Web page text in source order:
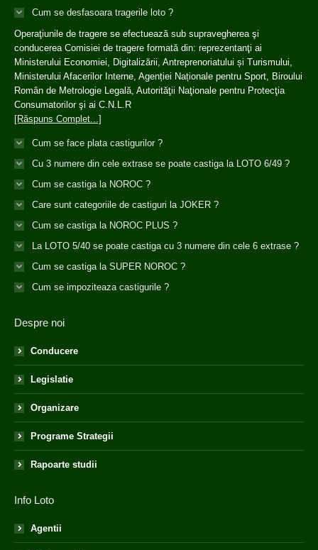
Cum se desfasoara tragerile loto ?
Operaţiunile de tragere se efectuează sub supravegherea şi
conducerea Comisiei de tragere formată din: reprezentanţi ai
Ministerului Economiei, Digitalizării, Antreprenoriatului și Turismului,
Ministerului Afacerilor Interne, Agenției Naționale pentru Sport, Biroului
Român de Metrologie Legală, Autorităţii Naţionale pentru Protecţia
Consumatorilor şi ai C.N.L.R
[Răspuns Complet...]
Cum se face plata castigurilor ?
Cu 3 numere din cele extrase se poate castiga la LOTO 6/49 ?
Cum se castiga la NOROC ?
Care sunt categoriile de castiguri la JOKER ?
Cum se castiga la NOROC PLUS ?
La LOTO 5/40 se poate castiga cu 3 numere din cele 6 extrase ?
Cum se castiga la SUPER NOROC ?
Cum se impoziteaza castigurile ?
Despre noi
Conducere
Legislatie
Organizare
Programe Strategii
Rapoarte studii
Info Loto
Agentii